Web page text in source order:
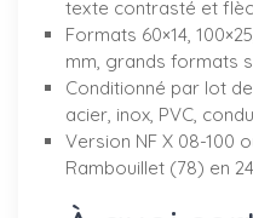
texte contrasté et
Formats 60×14,
mm, grands formats
Conditionné par lot
acier, inox, PVC,
Version NF X 08-100
Rambouillet (78) en